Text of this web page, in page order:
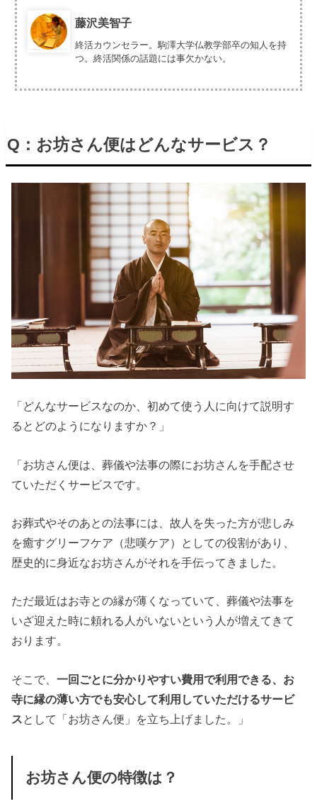
藤沢美智子
終活カウンセラー。駒澤大学仏教学部卒の知人を持
つ。終活関係の話題には事欠かない。
Q：お坊さん便はどんなサービス？
「どんなサービスなのか、初めて使う人に向けて説明す
るとどのようになりますか？」
「お坊さん便は、葬儀や法事の際にお坊さんを手配させ
ていただくサービスです。
お葬式やそのあとの法事には、故人を失った方が悲しみ
を癒すグリーフケア（悲嘆ケア）としての役割があり、
歴史的に身近なお坊さんがそれを手伝ってきました。
ただ最近はお寺との縁が薄くなっていて、葬儀や法事を
いざ迎えた時に頼れる人がいないという人が増えてきて
おります。
そこで、一回ごとに分かりやすい費用で利用できる、お
寺に縁の薄い方でも安心して利用していただけるサービ
スとして「お坊さん便」を立ち上げました。」
お坊さん便の特徴は？